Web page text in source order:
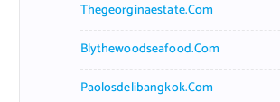
Thegeorginaestate.com
Blythewoodseafood.com
Paolosdelibangkok.com